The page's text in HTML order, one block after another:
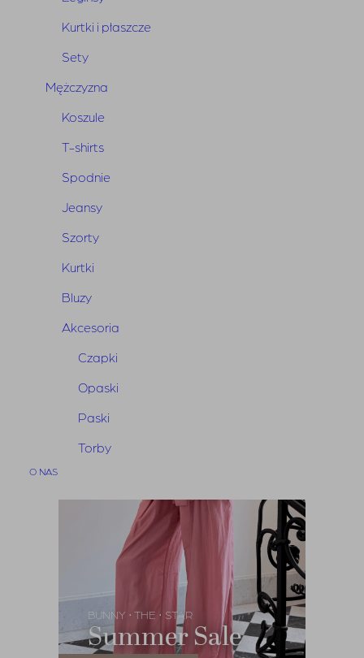
Kurtki i płaszcze
Sety
Mężczyzna
Koszule
T-shirts
Spodnie
Jeansy
Szorty
Kurtki
Bluzy
Akcesoria
Czapki
Opaski
Paski
Torby
O NAS
BUNNY • THE • STAR
Summer Sale